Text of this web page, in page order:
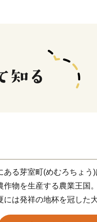
ある芽室町(めむろちょう
作物を生産する農業王国
には発祥の地杯を冠した
から、すべての特産品の